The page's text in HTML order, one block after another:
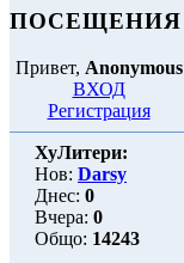
ПОСЕЩЕНИЯ
Привет, Anonymous
ВХОД
Регистрация
ХуЛитери:
Нов: Darsy
Днес: 0
Вчера: 0
Общо: 14243